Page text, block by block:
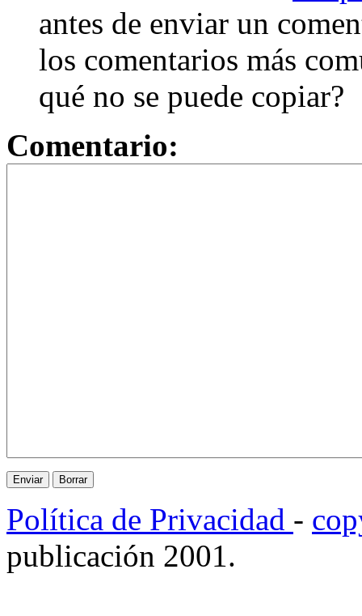
antes de enviar un
los comentarios más
qué no se puede copiar?
Comentario:
Política de Privacidad -
publicación 2001.